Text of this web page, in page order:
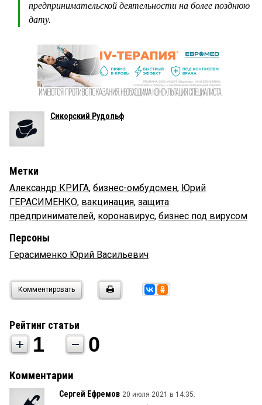
предпринимательской деятельности на более позднюю
дату.
Сикорский Рудольф
Метки
Александр КРИГА, бизнес-омбудсмен, Юрий
ГЕРАСИМЕНКО, вакцинация, защита
предпринимателей, коронавирус, бизнес под вирусом
Персоны
Герасименко Юрий Васильевич
Комментировать
Рейтинг статьи
1 0
Комментарии
Сергей Ефремов 20 июля 2021 в 14:35: